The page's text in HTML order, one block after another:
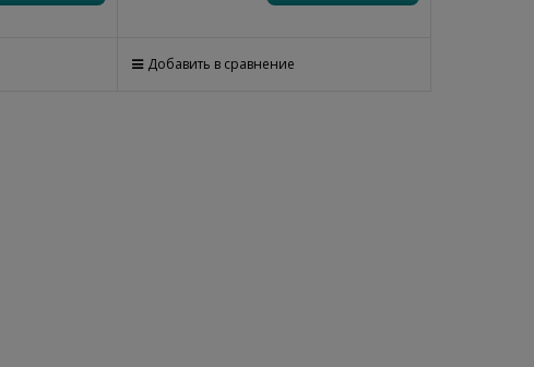
Добавить в сравнение